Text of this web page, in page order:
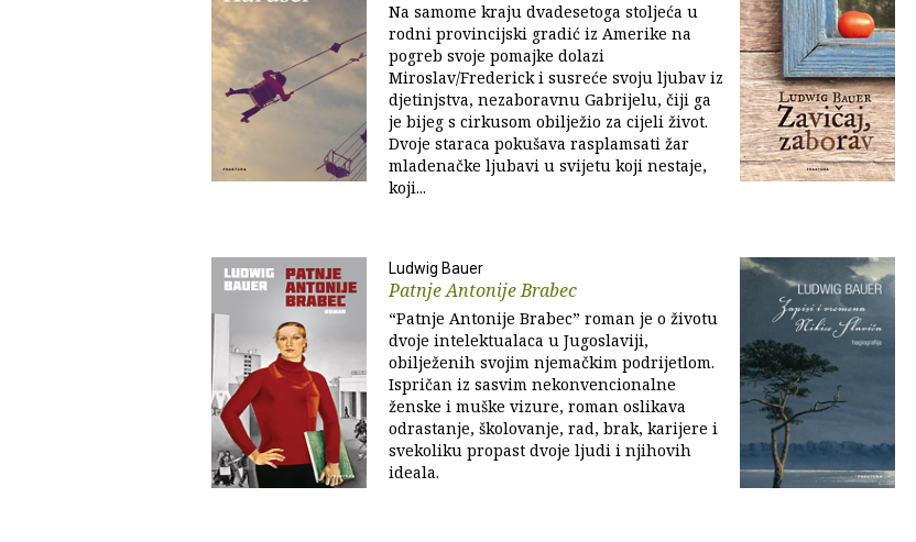
Na samome kraju dvadesetoga stoljeća u
rodni provincijski gradić iz Amerike na
pogreb svoje pomajke dolazi
Miroslav/Frederick i susreće svoju ljubav iz
djetinjstva, nezaboravnu Gabrijelu, čiji ga
je bijeg s cirkusom obilježio za cijeli život.
Dvoje staraca pokušava rasplamsati žar
mladenačke ljubavi u svijetu koji nestaje,
koji...
Ludwig Bauer
Patnje Antonije Brabec
“Patnje Antonije Brabec” roman je o životu
dvoje intelektualaca u Jugoslaviji,
obilježenih svojim njemačkim podrijetlom.
Ispričan iz sasvim nekonvencionalne
ženske i muške vizure, roman oslikava
odrastanje, školovanje, rad, brak, karijere i
svekoliku propast dvoje ljudi i njihovih
ideala.